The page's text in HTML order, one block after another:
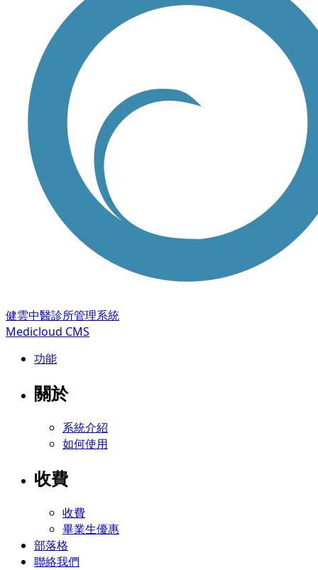
健雲中醫診所管理系統
Medicloud CMS
功能
關於
系統介紹
如何使用
收費
收費
畢業生優惠
部落格
聯絡我們